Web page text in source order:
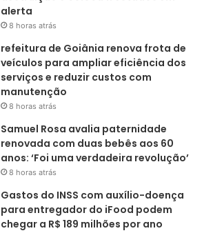
alerta
8 horas atrás
refeitura de Goiânia renova frota de
veículos para ampliar eficiência dos
serviços e reduzir custos com
manutenção
8 horas atrás
Samuel Rosa avalia paternidade
renovada com duas bebês aos 60
anos: ‘Foi uma verdadeira revolução’
8 horas atrás
Gastos do INSS com auxílio-doença
para entregador do iFood podem
chegar a R$ 189 milhões por ano